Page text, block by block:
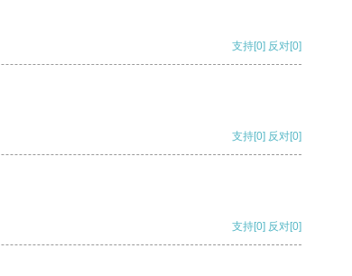
支持[0] 反对[0]
支持[0] 反对[0]
支持[0] 反对[0]